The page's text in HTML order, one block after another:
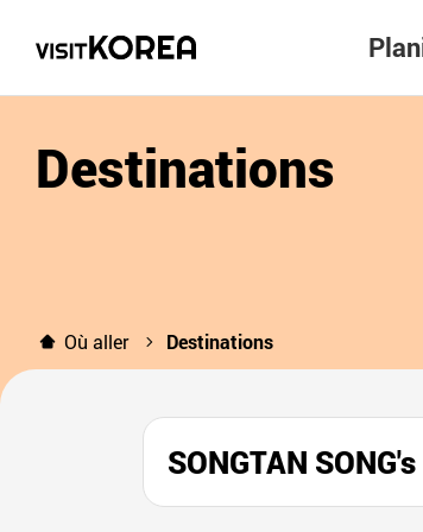
Destinations
Où aller Destinations
SONGTAN